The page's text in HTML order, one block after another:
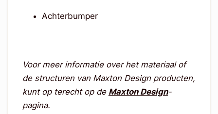
Achterbumper
Voor meer informatie over het materiaal of
de structuren van Maxton Design producten,
kunt op terecht op de Maxton Design-
pagina.